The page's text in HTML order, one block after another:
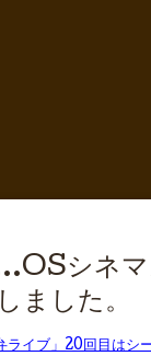
シネマ
ました。
イブ」20回目はシ